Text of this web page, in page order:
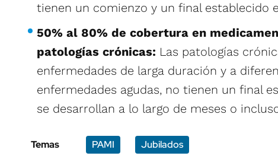
tienen un comienzo y un final establecido
50% al 80% de cobertura en
patologías crónicas: Las patologías
enfermedades de larga duración y a
enfermedades agudas, no tienen un final
se desarrollan a lo largo de meses o
Temas PAMI Jubilados